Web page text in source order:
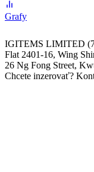
Grafy
IGITEMS LIMITED
Flat 2401-16, Wing
26 Ng Fong Street,
Chcete inzerovať?